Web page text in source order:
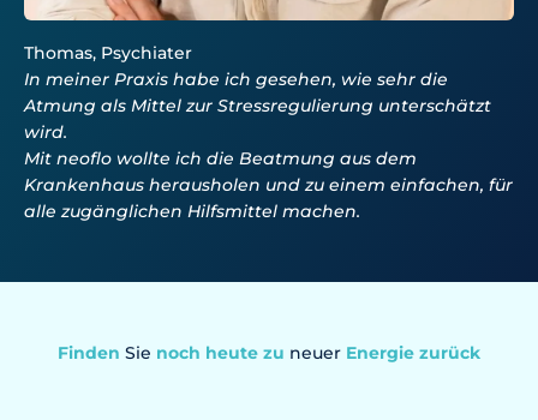
In meiner Praxis habe ich gesehen, wie sehr die
Atmung als Mittel zur Stressregulierung unterschätzt
wird.
Mit neoflo wollte ich die Beatmung aus dem
Krankenhaus herausholen und zu einem einfachen, für
alle zugänglichen Hilfsmittel machen.
Finden Sie noch heute zu neuer Energie zurück